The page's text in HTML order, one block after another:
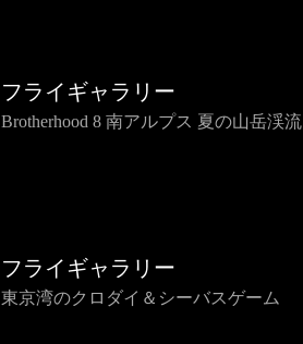
フライギャラリー
Brotherhood 8 南アルプス 夏の山岳渓流
フライギャラリー
東京湾のクロダイ＆シーバスゲーム